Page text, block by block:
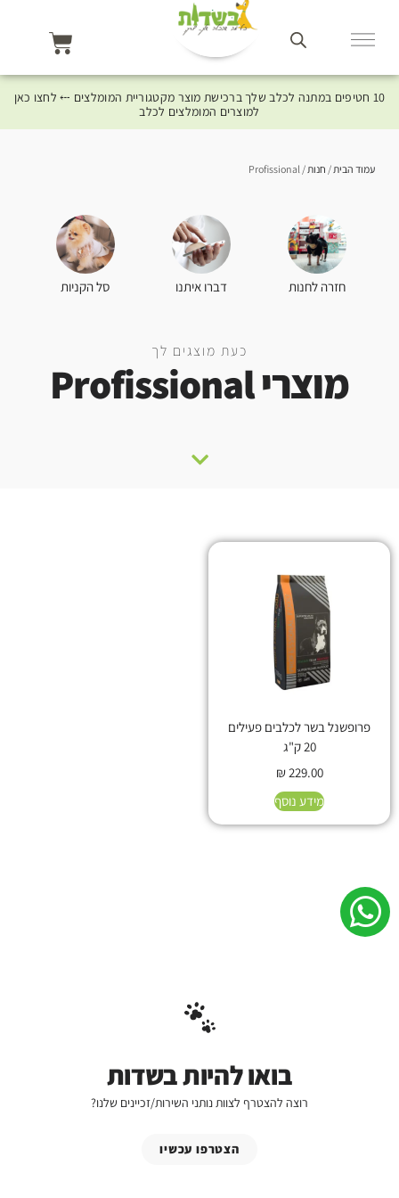
10 חטיפים במתנה לכלב שלך ברכישת מוצר מקטגוריית המומלצים ⤎ לחצו כאן
למוצרים המומלצים לכלב
עמוד הבית/ חנות/ Profissional
חזרה לחנות דברו איתנו סל הקניות
כעת מוצגים לך
מוצרי Profissional
פרופשנל בשר לכלבים פעילים
20 ק"ג
₪229.00
מידע נוסף
בואו להיות בשדות
רוצה להצטרף לצוות נותני השירות/זכיינים שלנו?
הצטרפו עכשיו